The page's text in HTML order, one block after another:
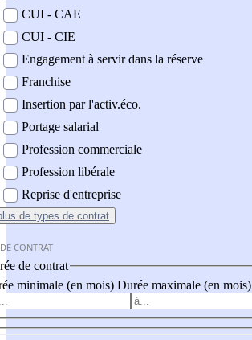
CUI - CAE
CUI - CIE
Engagement à servir dans la réserve
Franchise
Insertion par l'activ.éco.
Portage salarial
Profession commerciale
Profession libérale
Reprise d'entreprise
de types de contrat
CONTRAT
de contrat
minimale (en mois) Durée maximale (en mois)